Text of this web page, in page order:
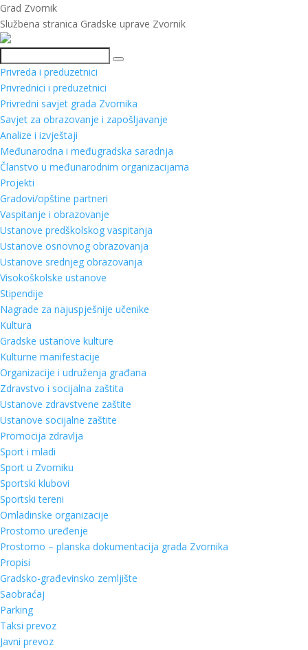
Grad Zvornik
Službena stranica Gradske uprave Zvornik
Pretraga
Privreda i preduzetnici
Privrednici i preduzetnici
Privredni savjet grada Zvornika
Savjet za obrazovanje i zapošljavanje
Analize i izvještaji
Međunarodna i međugradska saradnja
Članstvo u međunarodnim organizacijama
Projekti
Gradovi/opštine partneri
Vaspitanje i obrazovanje
Ustanove predškolskog vaspitanja
Ustanove osnovnog obrazovanja
Ustanove srednjeg obrazovanja
Visokoškolske ustanove
Stipendije
Nagrade za najuspješnije učenike
Kultura
Gradske ustanove kulture
Kulturne manifestacije
Organizacije i udruženja građana
Zdravstvo i socijalna zaštita
Ustanove zdravstvene zaštite
Ustanove socijalne zaštite
Promocija zdravlja
Sport i mladi
Sport u Zvorniku
Sportski klubovi
Sportski tereni
Omladinske organizacije
Prostorno uređenje
Prostorno – planska dokumentacija grada Zvornika
Propisi
Gradsko-građevinsko zemljište
Saobraćaj
Parking
Taksi prevoz
Javni prevoz